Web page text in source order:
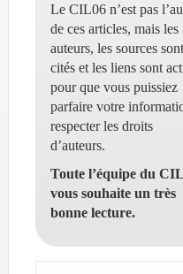
Le CIL06 n’est pas
de ces articles, mais les
auteurs, les sources sont
cités et les liens sont
pour que vous puissiez
parfaire votre
respecter les droits
d’auteurs.
Toute l’équipe du
vous souhaite un très
bonne lecture.